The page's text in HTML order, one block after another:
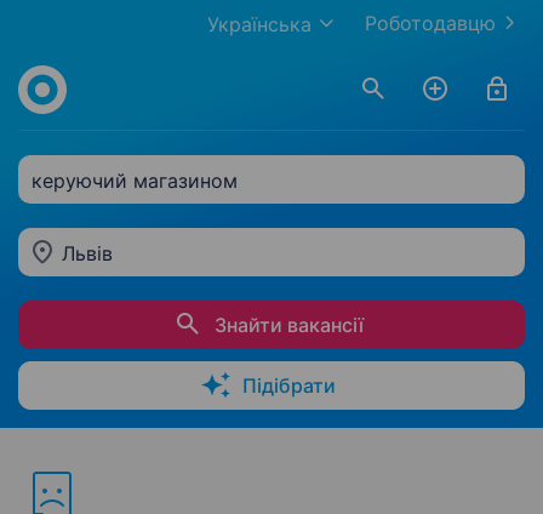
Роботодавцю
Українська
керуючий магазином
Львів
Знайти вакансії
Підібрати